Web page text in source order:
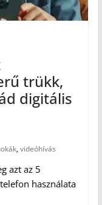
trükk,
digitális
,videóhívás
azt az 5
használata